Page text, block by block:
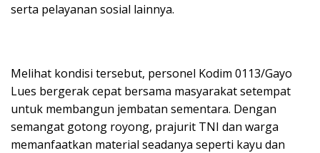
serta pelayanan sosial lainnya.
Melihat kondisi tersebut, personel Kodim 0113/Gayo
Lues bergerak cepat bersama masyarakat setempat
untuk membangun jembatan sementara. Dengan
semangat gotong royong, prajurit TNI dan warga
memanfaatkan material seadanya seperti kayu dan